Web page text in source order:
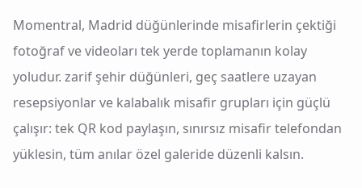
Momentral, Madrid düğünlerinde misafirlerin çektiği
fotoğraf ve videoları tek yerde toplamanın kolay
yoludur. zarif şehir düğünleri, geç saatlere uzayan
resepsiyonlar ve kalabalık misafir grupları için güçlü
çalışır: tek QR kod paylaşın, sınırsız misafir telefondan
yüklesin, tüm anılar özel galeride düzenli kalsın.